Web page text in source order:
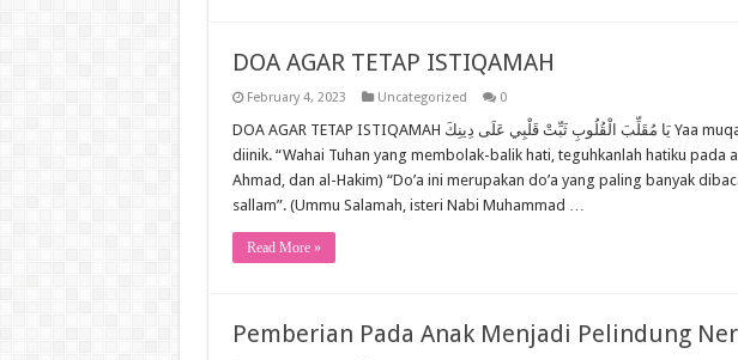
DOA AGAR TETAP ISTIQAMAH
February 4, 2023 Uncategorized 0
DOA AGAR TETAP ISTIQAMAH يَا مُقَلِّبَ الْقُلُوبِ ثَبِّتْ قَلْبِي عَلَى دِينِكَ Yaa muqallibal quluub tsabbit qalbii ‘alaa
diinik. “Wahai Tuhan yang membolak-balik hati, teguhkanlah hatiku pada
Ahmad, dan al-Hakim) “Do’a ini merupakan do’a yang paling banyak
sallam”. (Ummu Salamah, isteri Nabi Muhammad …
Read More »
Pemberian Pada Anak Menjadi Pelindung